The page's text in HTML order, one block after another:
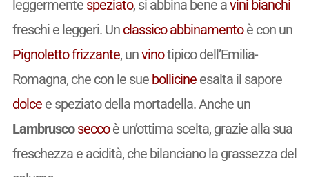
leggermente speziato, si abbina bene avini bianchi
freschi e leggeri. Un classico abbinamentoè con un
Pignolettofrizzante, unvinotipico dell’Emilia-
Romagna, che con le sue bollicineesalta il sapore
dolcee speziato della mortadella. Anche un
Lambrusco seccoè un’ottima scelta, grazie alla sua
freschezza e acidità, che bilanciano la grassezza del